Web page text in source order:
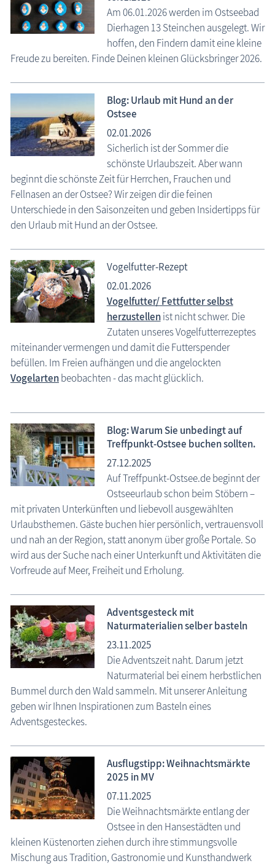
Am 06.01.2026 werden im Ostseebad
Dierhagen 13 Steinchen ausgelegt. Wir
hoffen, den Findern damit eine kleine
Freude zu bereiten. Finde Deinen kleinen Glücksbringer 2026.
Blog: Urlaub mit Hund an der
Ostsee
02.01.2026
Sicherlich ist der Sommer die
schönste Urlaubszeit. Aber wann
beginnt die schönste Zeit für Herrchen, Frauchen und
Fellnasen an der Ostsee? Wir zeigen dir die feinen
Unterschiede in den Saisonzeiten und geben Insidertipps für
den Urlaub mit Hund an der Ostsee.
Vogelfutter-Rezept
02.01.2026
Vogelfutter/ Fettfutter selbst
herzustellenist nicht schwer. Die
Zutaten unseres Vogelfutterrezeptes
miteinander vermengen und damit die Futterspender
befüllen. Im Freien aufhängen und die angelockten
Vogelartenbeobachten - das macht glücklich.
Blog: Warum Sie unbedingt auf
Treffpunkt-Ostsee buchen sollten.
27.12.2025
Auf Treffpunkt-Ostsee.de beginnt der
Ostseeurlaub schon beim Stöbern –
mit privaten Unterkünften und liebevoll ausgewählten
Urlaubsthemen. Gäste buchen hier persönlich, vertrauensvoll
und nah an der Region, statt anonym über große Portale. So
wird aus der Suche nach einer Unterkunft und Aktivitäten die
Vorfreude auf Meer, Freiheit und Erholung.
Adventsgesteck mit
Naturmaterialien selber basteln
23.11.2025
Die Adventszeit naht. Darum jetzt
Naturmaterial bei einem herbstlichen
Bummel durch den Wald sammeln. Mit unserer Anleitung
geben wir Ihnen Inspirationen zum Basteln eines
Adventsgesteckes.
Ausflugstipp: Weihnachtsmärkte
2025 in MV
07.11.2025
Die Weihnachtsmärkte entlang der
Ostsee in den Hansestädten und
kleinen Küstenorten ziehen durch ihre stimmungsvolle
Mischung aus Tradition, Gastronomie und Kunsthandwerk